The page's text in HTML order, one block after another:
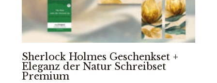
Sherlock Holmes Geschenkset +
Eleganz der Natur Schreibset
Premium